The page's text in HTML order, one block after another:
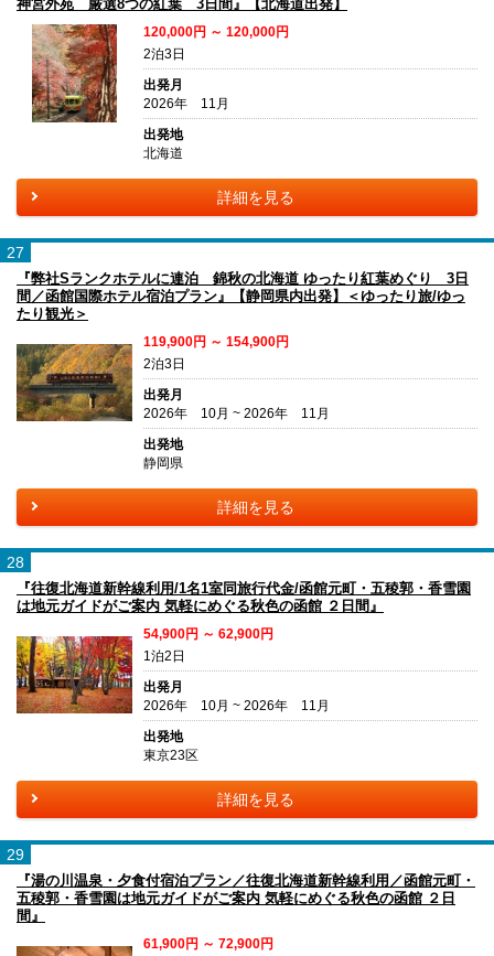
神宮外苑 厳選8つの紅葉 3日間』【北海道出発】
120,000円 ～ 120,000円
2泊3日
出発月
2026年 11月
出発地
北海道
詳細を見る
27
『弊社Sランクホテルに連泊 錦秋の北海道 ゆったり紅葉めぐり 3日
間／函館国際ホテル宿泊プラン』【静岡県内出発】＜ゆったり旅/ゆっ
たり観光＞
119,900円 ～ 154,900円
2泊3日
出発月
2026年 10月 ~ 2026年 11月
出発地
静岡県
詳細を見る
28
『往復北海道新幹線利用/1名1室同旅行代金/函館元町・五稜郭・香雪園
は地元ガイドがご案内 気軽にめぐる秋色の函館 ２日間』
54,900円 ～ 62,900円
1泊2日
出発月
2026年 10月 ~ 2026年 11月
出発地
東京23区
詳細を見る
29
『湯の川温泉・夕食付宿泊プラン／往復北海道新幹線利用／函館元町・
五稜郭・香雪園は地元ガイドがご案内 気軽にめぐる秋色の函館 ２日
間』
61,900円 ～ 72,900円